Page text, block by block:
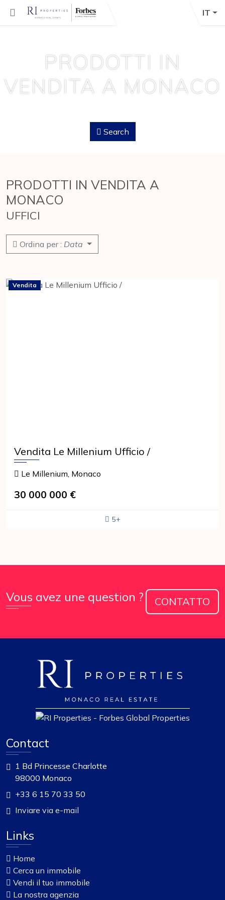
IT
PRODOTTI IN
VENDITA A MONACO
Search
PRODOTTI IN VENDITA A
MONACO
UFFICI
Ordina per : Data
Vendita
Vendita Le Millenium Ufficio /
Le Millenium, Monaco
30 000 000 €
5+
Vous avez une question ? CONTATTO
Contact
1 Bd Princesse Charlotte
98000 Monaco
+33 6 15 70 33 50
Inviare via e-mail
Links
Home
Cerca un immobile
Vendi il tuo immobile
La nostra agenzia